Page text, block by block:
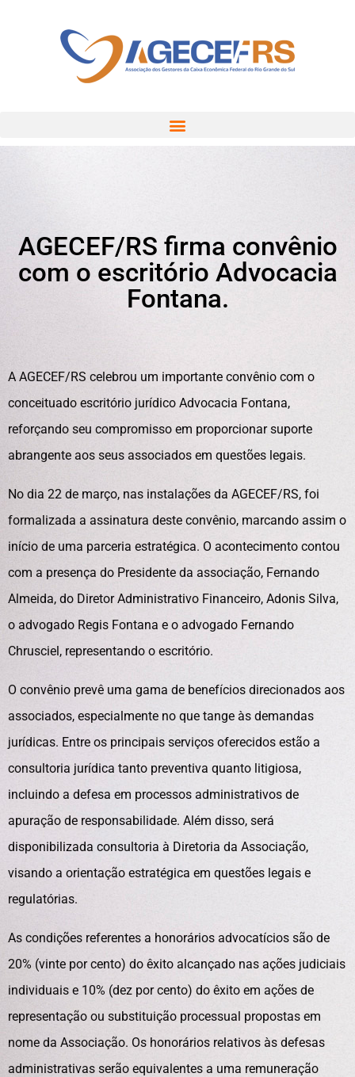
AGECEF/RS firma convênio
com o escritório Advocacia
Fontana.
A AGECEF/RS celebrou um importante convênio com o
conceituado escritório jurídico Advocacia Fontana,
reforçando seu compromisso em proporcionar suporte
abrangente aos seus associados em questões legais.
No dia 22 de março, nas instalações da AGECEF/RS, foi
formalizada a assinatura deste convênio, marcando assim o
início de uma parceria estratégica. O acontecimento contou
com a presença do Presidente da associação, Fernando
Almeida, do Diretor Administrativo Financeiro, Adonis Silva,
o advogado Regis Fontana e o advogado Fernando
Chrusciel, representando o escritório.
O convênio prevê uma gama de benefícios direcionados aos
associados, especialmente no que tange às demandas
jurídicas. Entre os principais serviços oferecidos estão a
consultoria jurídica tanto preventiva quanto litigiosa,
incluindo a defesa em processos administrativos de
apuração de responsabilidade. Além disso, será
disponibilizada consultoria à Diretoria da Associação,
visando a orientação estratégica em questões legais e
regulatórias.
As condições referentes a honorários advocatícios são de
20% (vinte por cento) do êxito alcançado nas ações judiciais
individuais e 10% (dez por cento) do êxito em ações de
representação ou substituição processual propostas em
nome da Associação. Os honorários relativos às defesas
administrativas serão equivalentes a uma remuneração